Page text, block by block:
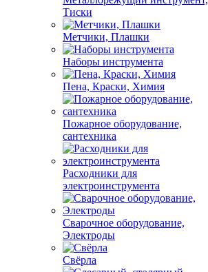
Тиски
Метчики, Плашки
Наборы инструмента
Пена, Краски, Химия
Пожарное оборудование,
сантехника
Расходники для
электроинструмента
Сварочное оборудование,
Электроды
Свёрла